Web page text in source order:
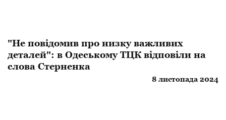
"Не повідомив про низку важливих
деталей": в Одеському ТЦК відповіли на
слова Стерненка
8 листопада 2024